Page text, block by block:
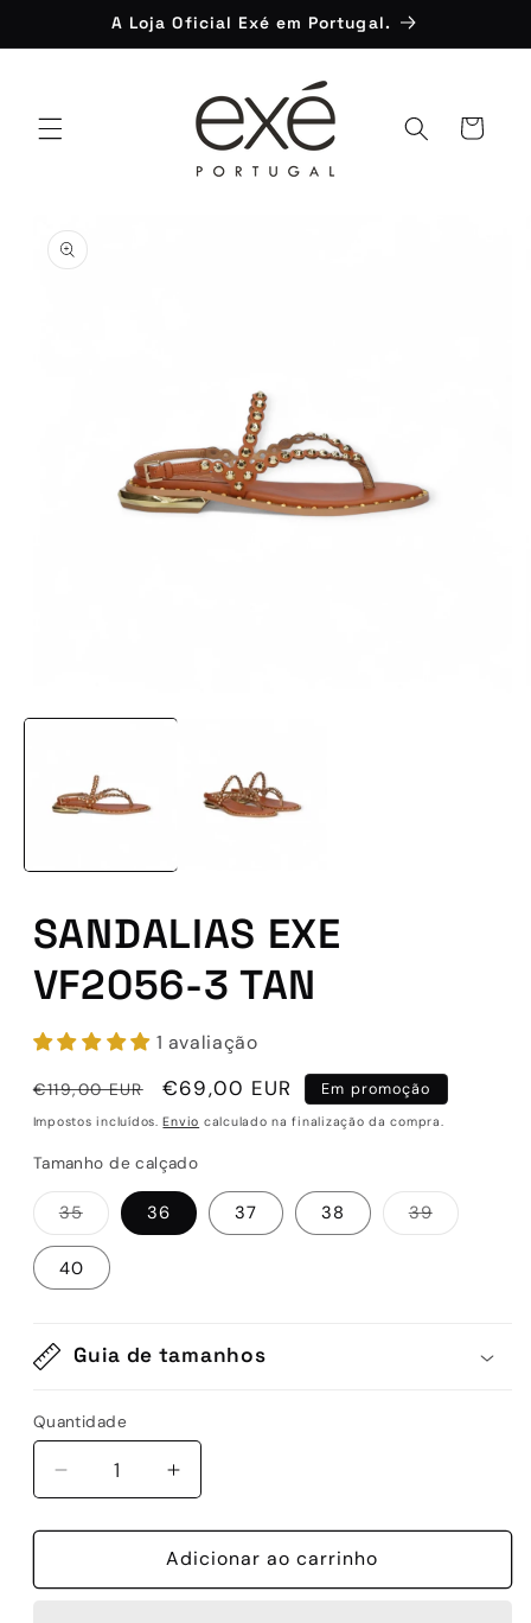
conteúdo
A Loja Oficial Exé em Portugal.
Carrinho
informação
do produto
conteúdo
modal
SANDALIAS EXE
VF2056-3 TAN
1 avaliação
Preço
normal
€119,00 EUR
Preço
de
€69,00 EUR Em promoção
Impostos incluídos.Envio calculado na finalização da compra.
Tamanho de calçado
35Variante
esgotada
ou
indisponível
36 37 38 39Variante
esgotada
40
Guia de tamanhos
Quantidade
Quantidade
Diminuir
a
quantidade
SANDALIAS
Aumentar
a
quantidade
de
SANDALIAS
Adicionar ao carrinho